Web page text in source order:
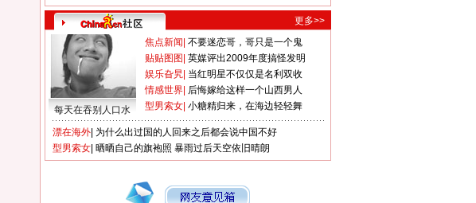
更多>>
每天在吞别人口水
焦点新闻 不要迷恋哥，哥只是一个鬼
贴贴图图 英媒评出2009年度搞怪发明
娱乐旮旯 当红明星不仅仅是名利双收
情感世界 后悔嫁给这样一个山西男人
型男索女 小糖精归来，在海边轻轻舞
漂在海外 为什么出过国的人回来之后都会说中国不好
型男索女 晒晒自己的旗袍照 暴雨过后天空依旧晴朗